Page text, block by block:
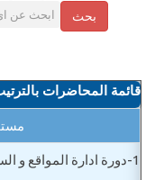
بحث
قائمة المحاضرات
1- دورة ادارة المواقع و